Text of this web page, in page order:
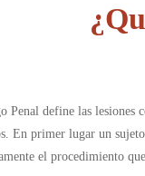
Penal define las lesiones
En primer lugar un
el procedimiento